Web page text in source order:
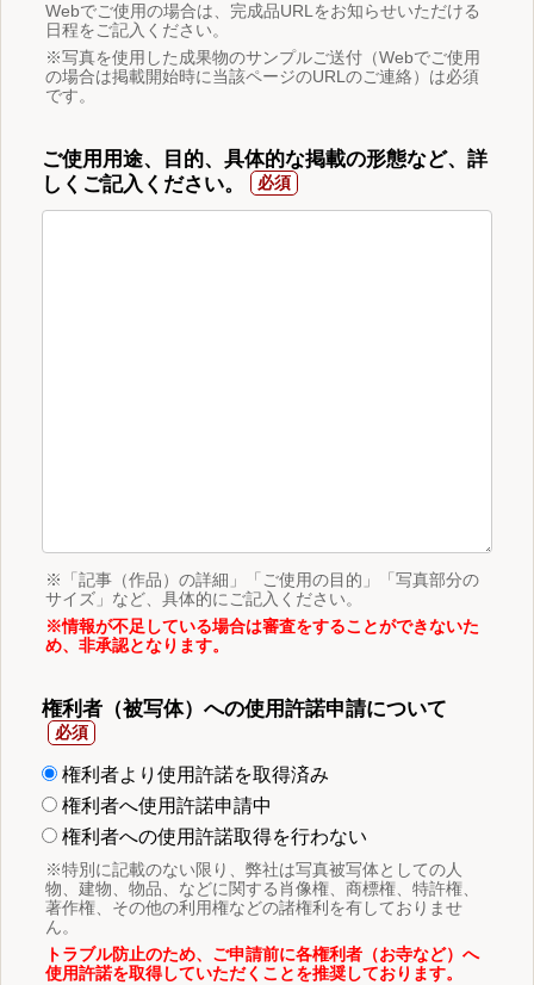
Webでご使用の場合は、完成品URLをお知らせいただける
日程をご記入ください。
※写真を使用した成果物のサンプルご送付（Webでご使用
の場合は掲載開始時に当該ページのURLのご連絡）は必須
です。
ご使用用途、目的、具体的な掲載の形態など、詳
しくご記入ください。
※「記事（作品）の詳細」「ご使用の目的」「写真部分の
サイズ」など、具体的にご記入ください。
※情報が不足している場合は審査をすることができないた
め、非承認となります。
権利者（被写体）への使用許諾申請について
権利者より使用許諾を取得済み
権利者へ使用許諾申請中
権利者への使用許諾取得を行わない
※特別に記載のない限り、弊社は写真被写体としての人
物、建物、物品、などに関する肖像権、商標権、特許権、
著作権、その他の利用権などの諸権利を有しておりませ
ん。
トラブル防止のため、ご申請前に各権利者（お寺など）へ
使用許諾を取得していただくことを推奨しております。